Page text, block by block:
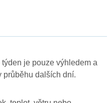
je pouze výhledem a
průběhu dalších dní.